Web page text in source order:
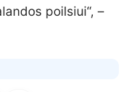
poilsiui“, –